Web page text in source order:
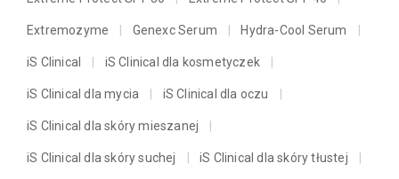
Extremozyme Genexc Serum Hydra-Cool Serum
iS Clinical iS Clinical dla kosmetyczek
iS Clinical dla mycia iS Clinical dla oczu
iS Clinical dla skóry mieszanej
iS Clinical dla skóry suchej iS Clinical dla skóry tłustej